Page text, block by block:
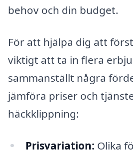
behov och din budget.
För att hjälpa dig att
viktigt att ta in flera
sammanställt några
jämföra priser och
häckklippning:
Prisvariation: Olika